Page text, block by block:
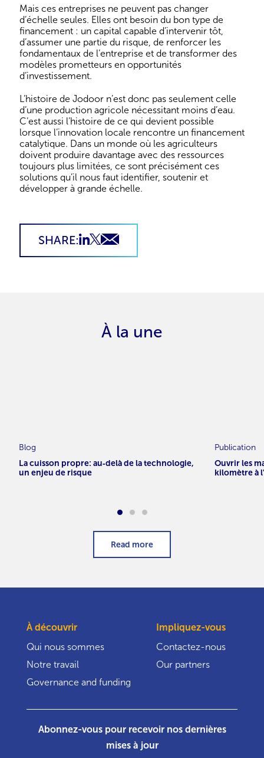
Mais ces entreprises ne peuvent pas changer
d’échelle seules. Elles ont besoin du bon type de
financement : un capital capable d’intervenir tôt,
d’assumer une partie du risque, de renforcer les
fondamentaux de l’entreprise et de transformer des
modèles prometteurs en opportunités
d’investissement.
L’histoire de Jodoor n’est donc pas seulement celle
d’une production agricole nécessitant moins d’eau.
C’est aussi l’histoire de ce qui devient possible
lorsque l’innovation locale rencontre un financement
catalytique. Dans un monde où les agriculteurs
doivent produire davantage avec des ressources
toujours plus limitées, ce sont précisément ces
solutions qu’il nous faut identifier, soutenir et
développer à grande échelle.
SHARE:
À la une
Blog
La cuisson propre: au‑delà de la technologie,
un enjeu de risque
Publication
Ouvrir les
kilomètre à
Read more
À découvrir
Qui nous sommes
Notre travail
Governance and funding
Impliquez-vous
Contactez-nous
Our partners
Abonnez-vous pour recevoir nos dernières
mises à jour